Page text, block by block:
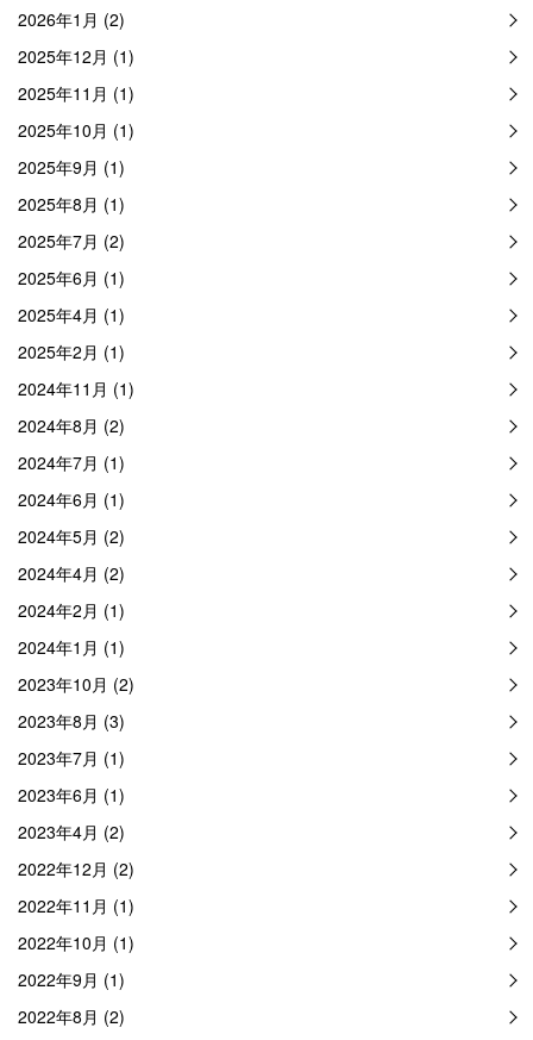
2026年1月 (2)
2025年12月 (1)
2025年11月 (1)
2025年10月 (1)
2025年9月 (1)
2025年8月 (1)
2025年7月 (2)
2025年6月 (1)
2025年4月 (1)
2025年2月 (1)
2024年11月 (1)
2024年8月 (2)
2024年7月 (1)
2024年6月 (1)
2024年5月 (2)
2024年4月 (2)
2024年2月 (1)
2024年1月 (1)
2023年10月 (2)
2023年8月 (3)
2023年7月 (1)
2023年6月 (1)
2023年4月 (2)
2022年12月 (2)
2022年11月 (1)
2022年10月 (1)
2022年9月 (1)
2022年8月 (2)